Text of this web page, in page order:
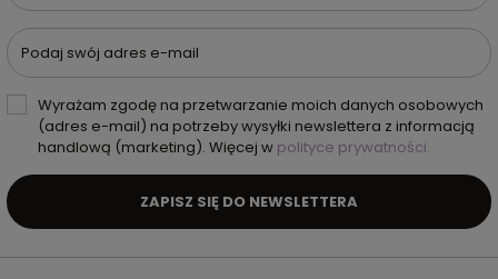
Podaj swój adres e-mail
Wyrażam zgodę na przetwarzanie moich danych osobowych
(adres e-mail) na potrzeby wysyłki newslettera z informacją
handlową (marketing). Więcej w polityce prywatności.
ZAPISZ SIĘ DO NEWSLETTERA